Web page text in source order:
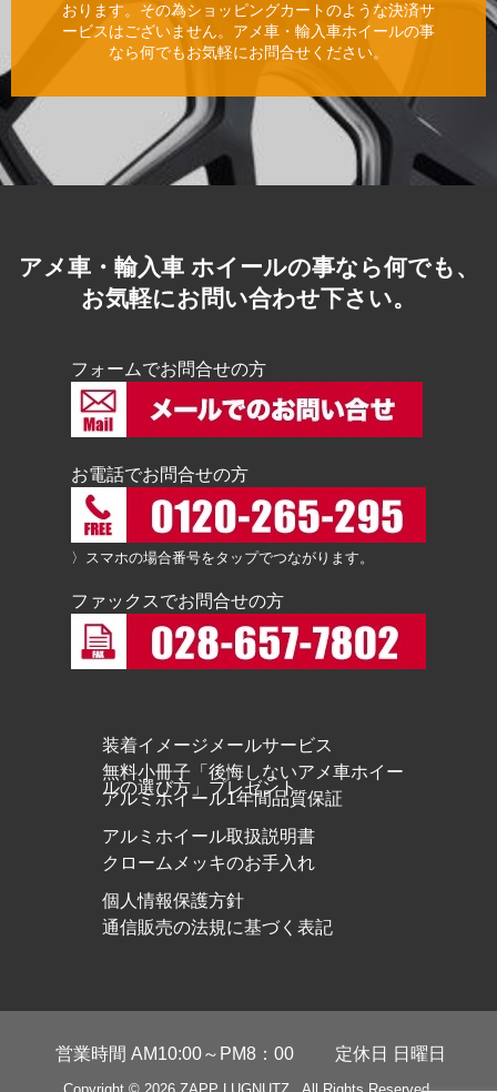
おります。その為ショッピングカートのような決済サ
ービスはございません。アメ車・輸入車ホイールの事
なら何でもお気軽にお問合せください。
アメ車・輸入車 ホイールの事なら何でも、
お気軽にお問い合わせ下さい。
フォームでお問合せの方
お電話でお問合せの方
〉スマホの場合番号をタップでつながります。
ファックスでお問合せの方
装着イメージメールサービス
無料小冊子「後悔しないアメ車ホイー
ルの選び方」プレゼント
アルミホイール1年間品質保証
アルミホイール取扱説明書
クロームメッキのお手入れ
個人情報保護方針
通信販売の法規に基づく表記
営業時間 AM10:00～PM8：00 定休日 日曜日